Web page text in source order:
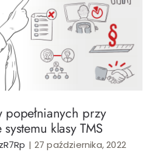
przy wyborze
klasy TMS
popełnianych przy
klasy TMS
| 27 października, 2022